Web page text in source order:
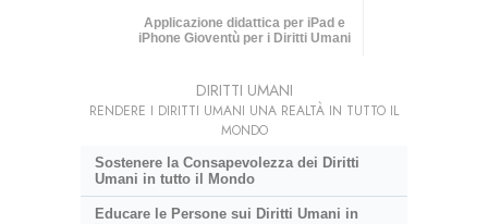
Applicazione didattica per iPad e
iPhone Gioventù per i Diritti Umani
DIRITTI UMANI
RENDERE I DIRITTI UMANI UNA REALTÀ IN TUTTO IL
MONDO
Sostenere la Consapevolezza dei Diritti
Umani in tutto il Mondo
Educare le Persone sui Diritti Umani in